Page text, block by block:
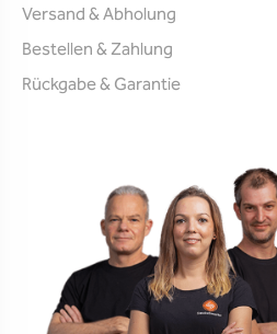
Versand & Abholung
Bestellen & Zahlung
Rückgabe & Garantie